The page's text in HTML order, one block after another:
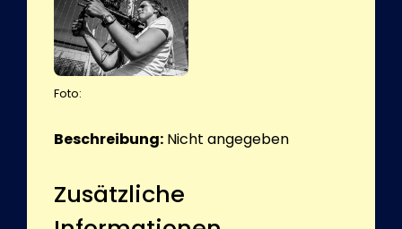
Foto:
Beschreibung: Nicht angegeben
Zusätzliche